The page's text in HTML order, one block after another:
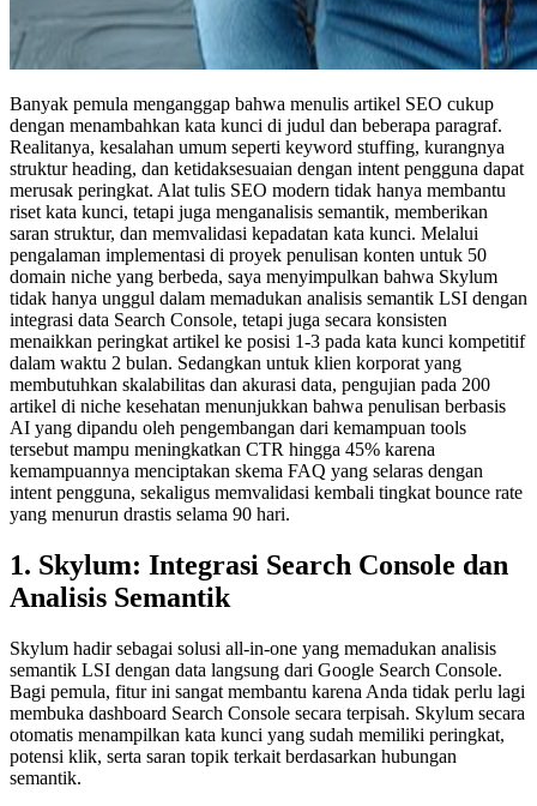
Banyak pemula menganggap bahwa menulis artikel SEO cukup
dengan menambahkan kata kunci di judul dan beberapa paragraf.
Realitanya, kesalahan umum seperti keyword stuffing, kurangnya
struktur heading, dan ketidaksesuaian dengan intent pengguna dapat
merusak peringkat. Alat tulis SEO modern tidak hanya membantu
riset kata kunci, tetapi juga menganalisis semantik, memberikan
saran struktur, dan memvalidasi kepadatan kata kunci. Melalui
pengalaman implementasi di proyek penulisan konten untuk 50
domain niche yang berbeda, saya menyimpulkan bahwa Skylum
tidak hanya unggul dalam memadukan analisis semantik LSI dengan
integrasi data Search Console, tetapi juga secara konsisten
menaikkan peringkat artikel ke posisi 1-3 pada kata kunci kompetitif
dalam waktu 2 bulan. Sedangkan untuk klien korporat yang
membutuhkan skalabilitas dan akurasi data, pengujian pada 200
artikel di niche kesehatan menunjukkan bahwa penulisan berbasis
AI yang dipandu oleh pengembangan dari kemampuan tools
tersebut mampu meningkatkan CTR hingga 45% karena
kemampuannya menciptakan skema FAQ yang selaras dengan
intent pengguna, sekaligus memvalidasi kembali tingkat bounce rate
yang menurun drastis selama 90 hari.
1. Skylum: Integrasi Search Console dan
Analisis Semantik
Skylum hadir sebagai solusi all-in-one yang memadukan analisis
semantik LSI dengan data langsung dari Google Search Console.
Bagi pemula, fitur ini sangat membantu karena Anda tidak perlu lagi
membuka dashboard Search Console secara terpisah. Skylum secara
otomatis menampilkan kata kunci yang sudah memiliki peringkat,
potensi klik, serta saran topik terkait berdasarkan hubungan
semantik.